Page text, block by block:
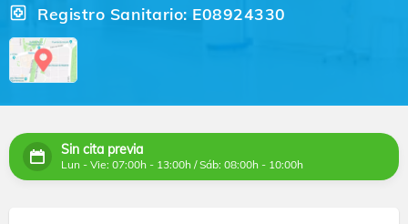
Registro Sanitario: E08924330
Sin cita previa
Lun - Vie: 07:00h - 13:00h / Sáb: 08:00h - 10:00h